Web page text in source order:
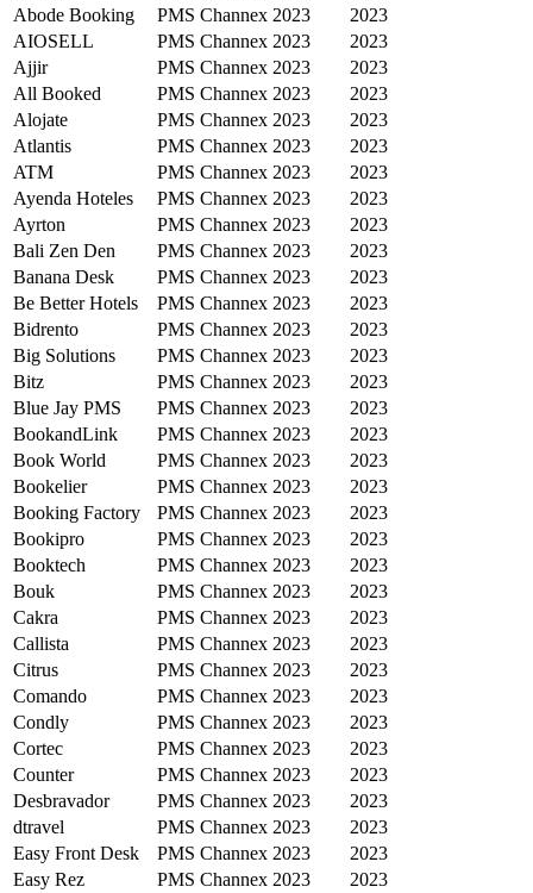
Abode Booking
PMS Channex 2023
2023
AIOSELL
PMS Channex 2023
2023
Ajjir
PMS Channex 2023
2023
All Booked
PMS Channex 2023
2023
Alojate
PMS Channex 2023
2023
Atlantis
PMS Channex 2023
2023
ATM
PMS Channex 2023
2023
Ayenda Hoteles
PMS Channex 2023
2023
Ayrton
PMS Channex 2023
2023
Bali Zen Den
PMS Channex 2023
2023
Banana Desk
PMS Channex 2023
2023
Be Better Hotels
PMS Channex 2023
2023
Bidrento
PMS Channex 2023
2023
Big Solutions
PMS Channex 2023
2023
Bitz
PMS Channex 2023
2023
Blue Jay PMS
PMS Channex 2023
2023
BookandLink
PMS Channex 2023
2023
Book World
PMS Channex 2023
2023
Bookelier
PMS Channex 2023
2023
Booking Factory
PMS Channex 2023
2023
Bookipro
PMS Channex 2023
2023
Booktech
PMS Channex 2023
2023
Bouk
PMS Channex 2023
2023
Cakra
PMS Channex 2023
2023
Callista
PMS Channex 2023
2023
Citrus
PMS Channex 2023
2023
Comando
PMS Channex 2023
2023
Condly
PMS Channex 2023
2023
Cortec
PMS Channex 2023
2023
Counter
PMS Channex 2023
2023
Desbravador
PMS Channex 2023
2023
dtravel
PMS Channex 2023
2023
Easy Front Desk
PMS Channex 2023
2023
Easy Rez
PMS Channex 2023
2023